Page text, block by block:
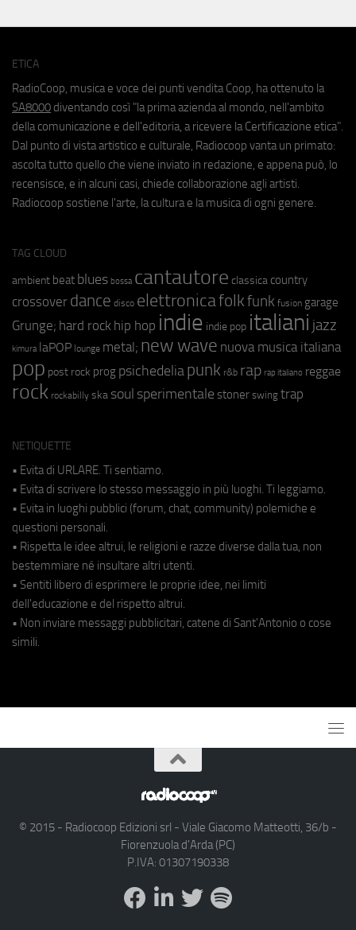
ETICA
RadioCoop, musica e voce dei punti vendita Coop, ha ottenuto la
SA8000 diventando così "la prima azienda al mondo, nell'ambito
della comunicazione e dell'editoria, a ricevere la Certificazione etica".
Dal punto di vista artistico e culturale, Radiocoop vanta un primato:
ascolta tutto quello che viene inviato in redazione, e appena può, lo
recensisce, e in alcuni casi, chiede collaborazione agli artisti.
Radiocoop sostiene l'arte, la cultura e la musica di ogni genere.
TAG CLOUD
ambient beat blues bossa cantautore classica country
crossover dance disco elettronicafolkfunk fusion garage
Grunge; hard rock hip hop indie indie pop italiani jazz
kimura laPOP lounge metal; new wave nuova musica italiana
pop post rock prog psichedeliapunk r&b rap rap italiano reggae
rock rockabilly ska soul sperimentale stoner swing trap
NETIQUETTE
• Evita di URLARE. Ti sentiamo.
• Evita di scrivere lo stesso messaggio in più luoghi. Ti leggiamo.
• Evita in luoghi pubblici (forum, chat, community) polemiche e
questioni personali.
• Rispetta le idee altrui, le religioni e razze diverse dalla tua, non
bestemmiare né insultare altri utenti.
• Sentiti libero di esprimere le proprie idee, nei limiti
dell'educazione e del rispetto altrui.
• Non inviare messaggi pubblicitari, catene di Sant'Antonio o cose
simili.
© 2015 - Radiocoop Edizioni srl - Viale Giacomo Matteotti, 36/b -
Fiorenzuola d'Arda (PC)
P.IVA: 01307190338